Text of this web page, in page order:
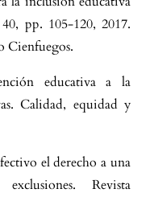
pp. 105-120, 2017.
Cienfuegos.
educativa a la
Calidad, equidad y
el derecho a una
Revista